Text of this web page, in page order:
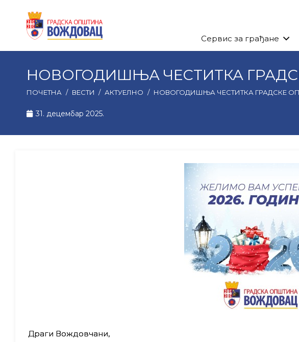
Сервис за грађане
НОВОГОДИШЊА ЧЕСТИТКА
ПОЧЕТНА / ВЕСТИ / АКТУЕЛНО / НОВОГОДИШЊА ЧЕСТИТКА ГРАДСКЕ
31. децембар 2025.
Драги Вождовчани,